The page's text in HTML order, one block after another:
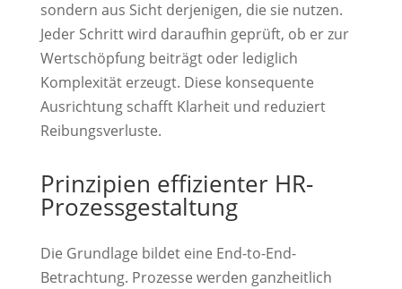
sondern aus Sicht derjenigen, die sie nutzen.
Jeder Schritt wird daraufhin geprüft, ob er zur
Wertschöpfung beiträgt oder lediglich
Komplexität erzeugt. Diese konsequente
Ausrichtung schafft Klarheit und reduziert
Reibungsverluste.
Prinzipien effizienter HR-
Prozessgestaltung
Die Grundlage bildet eine End-to-End-
Betrachtung. Prozesse werden ganzheitlich